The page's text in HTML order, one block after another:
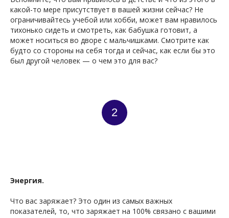
какой-то мере присутствует в вашей жизни сейчас? Не
ограничивайтесь учебой или хобби, может вам нравилось
тихонько сидеть и смотреть, как бабушка готовит, а
может носиться во дворе с мальчишками. Смотрите как
будто со стороны на себя тогда и сейчас, как если бы это
был другой человек — о чем это для вас?
2
Энергия.
Что вас заряжает? Это один из самых важных
показателей, то, что заряжает на 100% связано с вашими